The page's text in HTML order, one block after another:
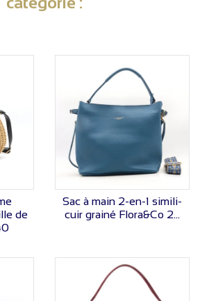
de
VOIR LE PRIX
Sac à main 2-en-1 simili-
cuir grainé Flora&Co 2...